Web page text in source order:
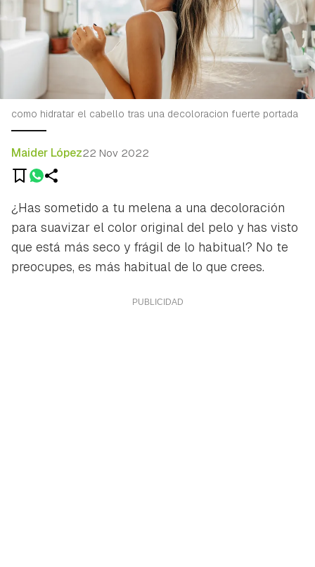
como hidratar el cabello tras una decoloracion fuerte portada
Maider López22 Nov 2022
¿Has sometido a tu melena a una decoloración
para suavizar el color original del pelo y has visto
que está más seco y frágil de lo habitual? No te
preocupes, es más habitual de lo que crees.